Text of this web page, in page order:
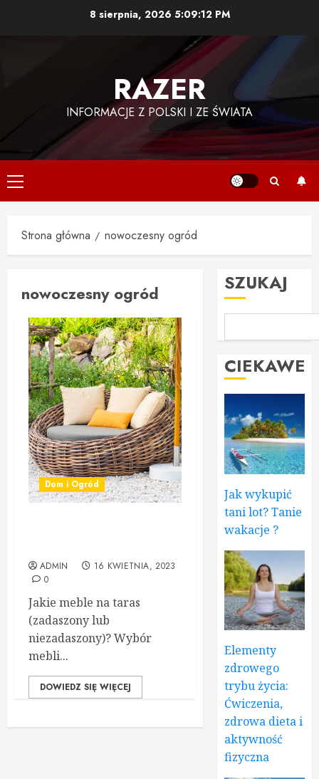
8 sierpnia, 2026 5:09:12 PM
RAZER
INFORMACJE Z POLSKI I ZE ŚWIATA
Menu
główne
Strona główna nowoczesny ogród
nowoczesny ogród
Dom i Ogród
ADMIN
16 KWIETNIA, 2023
0
Jakie meble na taras
(zadaszony lub
niezadaszony)? Wybór
mebli...
DOWIEDZ SIĘ WIĘCEJ
SZUKAJ
CIEKAWE
Jak wykupić
tani lot? Tanie
wakacje ?
Elementy
zdrowego
trybu życia:
Ćwiczenia,
zdrowa dieta i
aktywność
fizyczna